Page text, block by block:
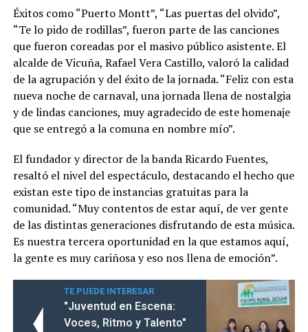
Éxitos como “Puerto Montt”, “Las puertas del olvido”,
“Te lo pido de rodillas”, fueron parte de las canciones
que fueron coreadas por el masivo público asistente. El
alcalde de Vicuña, Rafael Vera Castillo, valoró la calidad
de la agrupación y del éxito de la jornada. “Feliz con esta
nueva noche de carnaval, una jornada llena de nostalgia
y de lindas canciones, muy agradecido de este homenaje
que se entregó a la comuna en nombre mío”.
El fundador y director de la banda Ricardo Fuentes,
resaltó el nivel del espectáculo, destacando el hecho que
existan este tipo de instancias gratuitas para la
comunidad. “Muy contentos de estar aquí, de ver gente
de las distintas generaciones disfrutando de esta música.
Es nuestra tercera oportunidad en la que estamos aquí,
la gente es muy cariñosa y eso nos llena de emoción”.
TE PUEDE INTERESAR
"Juventud en Escena:
Voces, Ritmo y Talento"